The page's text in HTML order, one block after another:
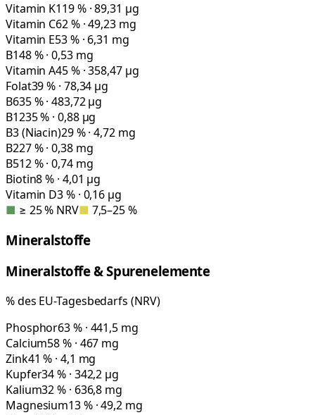
Vitamin K119 % · 89,31 µg
Vitamin C62 % · 49,23 mg
Vitamin E53 % · 6,31 mg
B148 % · 0,53 mg
Vitamin A45 % · 358,47 µg
Folat39 % · 78,34 µg
B635 % · 483,72 µg
B1235 % · 0,88 µg
B3 (Niacin)29 % · 4,72 mg
B227 % · 0,38 mg
B512 % · 0,74 mg
Biotin8 % · 4,01 µg
Vitamin D3 % · 0,16 µg
■ ≥ 25 % NRV■ 7,5–25 %
Mineralstoffe
Mineralstoffe & Spurenelemente
% des EU-Tagesbedarfs (NRV)
Phosphor63 % · 441,5 mg
Calcium58 % · 467 mg
Zink41 % · 4,1 mg
Kupfer34 % · 342,2 µg
Kalium32 % · 636,8 mg
Magnesium13 % · 49,2 mg